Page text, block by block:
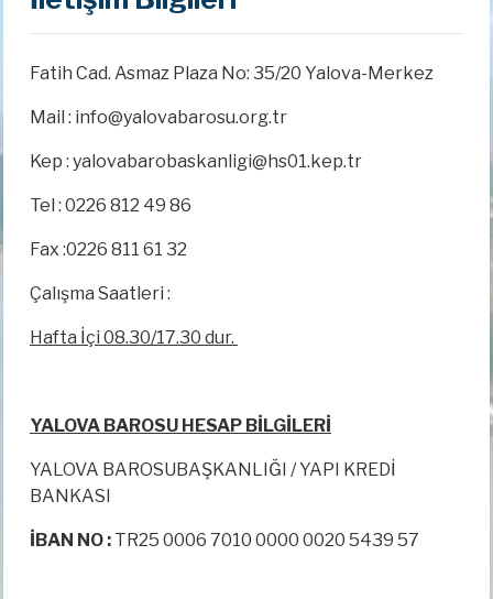
Fatih Cad. Asmaz Plaza No: 35/20 Yalova-Merkez
Mail : info@yalovabarosu.org.tr
Kep : yalovabarobaskanligi@hs01.kep.tr
Tel : 0226 812 49 86
Fax :0226 811 61 32
Çalışma Saatleri :
Hafta İçi 08.30/17.30 dur.
YALOVA BAROSU HESAP BİLGİLERİ
YALOVA BAROSUBAŞKANLIĞI / YAPI KREDİ
BANKASI
İBAN NO : TR25 0006 7010 0000 0020 5439 57